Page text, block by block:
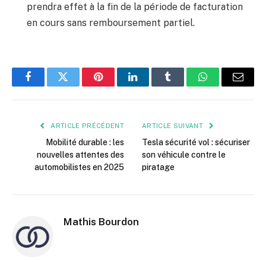
prendra effet à la fin de la période de facturation
en cours sans remboursement partiel.
FacebookTwitter PinterestLinkedInTumblr WhatsApp
E-
ARTICLE PRÉCÉDENT
Mobilité durable : les
nouvelles attentes des
automobilistes en 2025
ARTICLE SUIVANT
Tesla sécurité vol : sécuriser
son véhicule contre le
piratage
Mathis Bourdon